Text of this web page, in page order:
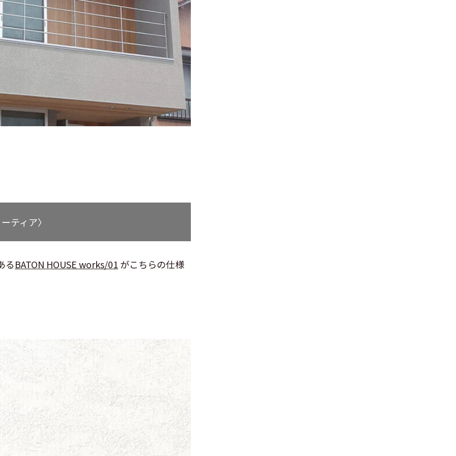
ティア〉
るBATON HOUSE works/01 がこちらの仕様